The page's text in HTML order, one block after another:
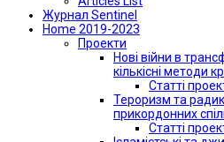
Журнал Sentinel
Home 2019-2023
Проекти
Нові війни в
кількісні методи
Статті
Тероризм та
прикордонних
Статті